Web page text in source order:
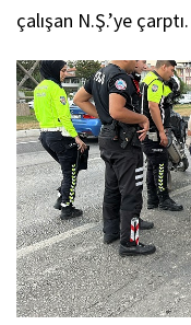
çalışan N.Ş.’ye çarptı.